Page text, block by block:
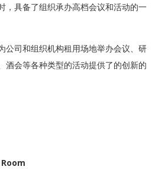
，具备了组织承办高档会议和活动的一
公司和组织机构租用场地举办会议、研
酒会等各种类型的活动提供了的创新的